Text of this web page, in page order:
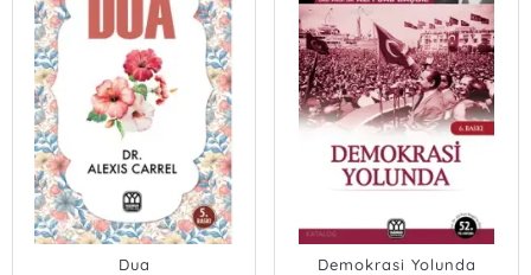
Dua Demokrasi Yolunda